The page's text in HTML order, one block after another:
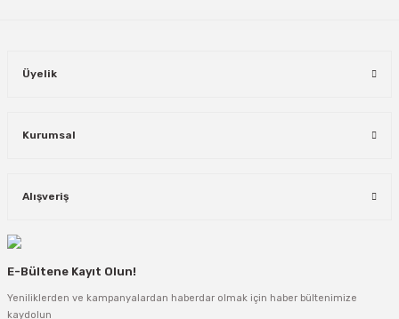
Üyelik
Kurumsal
Alışveriş
E-Bültene Kayıt Olun!
Yeniliklerden ve kampanyalardan haberdar olmak için haber bültenimize
kaydolun